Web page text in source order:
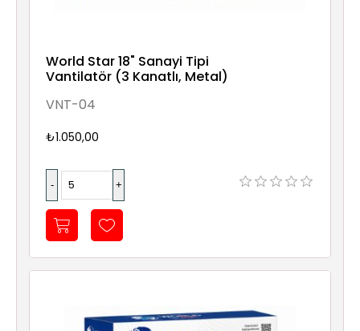
World Star 18" Sanayi Tipi
Vantilatör (3 Kanatlı, Metal)
VNT-04
₺1.050,00